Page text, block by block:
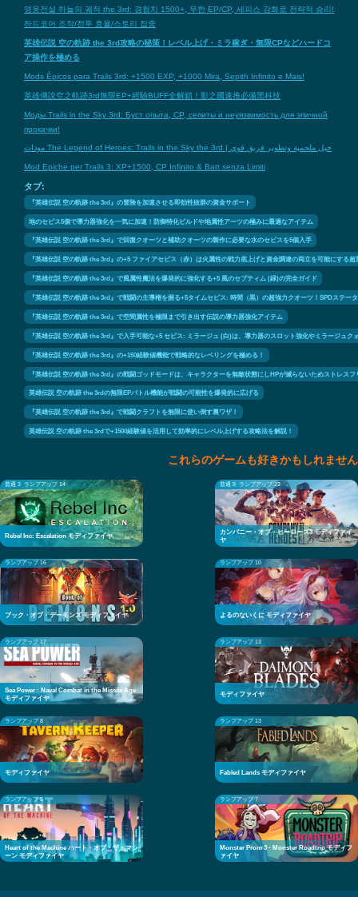
영웅전설 하늘의 궤적 the 3rd: 경험치 1500+, 무한 EP/CP, 세피스 강화로 전략적 승리!
하드코어 조작/전투 효율/스토리 집중
英雄伝説 空の軌跡 the 3rd攻略の秘策！レベル上げ・ミラ稼ぎ・無限CPなどハードコ
ア操作を極める
Mods Épicos para Trails 3rd: +1500 EXP, +1000 Mira, Sepith Infinito e Mais!
英雄傳說空之軌跡3rd無限EP+經驗BUFF全解鎖！影之國速推必備黑科技
Моды Trails in the Sky 3rd: Буст опыта, CP, сепиты и неуязвимость для эпичной
прокачки!
مودات The Legend of Heroes: Trails in the Sky the 3rd | حيل ملحمية وتطوير فريق قوي
Mod Epiche per Trails 3: XP+1500, CP Infinito & Batt senza Limiti
タブ:
『英雄伝説 空の軌跡 the 3rd』の冒険を加速させる即効性抜群の資金サポート
地のセピス5個で導力器強化を一気に加速！防御特化ビルドや地属性アーツの極みに最適なアイテム
『英雄伝説 空の軌跡 the 3rd』で回復クオーツと補助クオーツの製作に必要な水のセピスを5個入手
『英雄伝説 空の軌跡 the 3rd』の+5 ファイアセピス（赤）は火属性の戦力底上げと資金調達の両立を可能にする超
『英雄伝説 空の軌跡 the 3rd』で風属性魔法を爆発的に強化する+5 風のセプティム (緑)の完全ガイド
『英雄伝説 空の軌跡 the 3rd』で戦闘の主導権を握る+5タイムセピス: 時間（黒）の超強力クオーツ！SPDステ
『英雄伝説 空の軌跡 the 3rd』で空間属性を極限まで引き出す伝説の導力器強化アイテム
『英雄伝説 空の軌跡 the 3rd』で入手可能な+5 セピス: ミラージュ (白)は、導力器のスロット強化やミラージュ
『英雄伝説 空の軌跡 the 3rd』の+150経験値機能で戦略的なレベリングを極める！
『英雄伝説 空の軌跡 the 3rd』の戦闘ゴッドモードは、キャラクターを無敵状態にしHPが減らないためストレス
英雄伝説 空の軌跡 the 3rdの無限EPバトル機能が戦闘の可能性を爆発的に広げる
『英雄伝説 空の軌跡 the 3rd』で戦闘クラフトを無限に使い倒す裏ワザ！
英雄伝説 空の軌跡 the 3rdで+1500経験値を活用して効率的にレベル上げする攻略法を解説！
これらのゲームも好きかもしれません
普通 3 ランプアップ 14
Rebel Inc: Escalation モディファイヤ
普通 9 ランプアップ 23
カンパニー・オブ・ヒーローズ3 モディファイ
ヤ
ランプアップ 16
ブック・オブ・デーモンズ モディファイヤ
ランプアップ 10
よるのないくに モディファイヤ
ランプアップ 17
Sea Power : Naval Combat in the Missile Age
モディファイヤ
ランプアップ 13
モディファイヤ
ランプアップ 8
モディファイヤ
ランプアップ 13
Fabled Lands モディファイヤ
ランプアップ 5
Heart of the Machine ハート・オブ・ザ・マシ
ーン モディファイヤ
ランプアップ 7
Monster Prom 3 - Monster Roadtrip モディフ
ァイヤ